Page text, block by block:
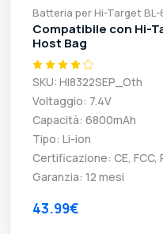
Batteria per Hi-Target BL-
Compatibile con Hi-
Host Bag
SKU: HI8322SEP_Oth
Voltaggio: 7.4V
Capacità: 6800mAh
Tipo: Li-ion
Certificazione: CE, FCC,
Garanzia: 12 mesi
43.99€